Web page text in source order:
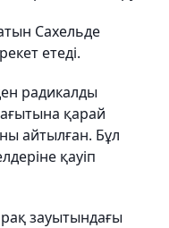
Сахельде
етеді.
радикалды
қарай
айтылған. Бұл
қауіп
зауытындағы